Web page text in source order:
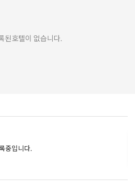
된호텔이 없습니다.
중입니다.